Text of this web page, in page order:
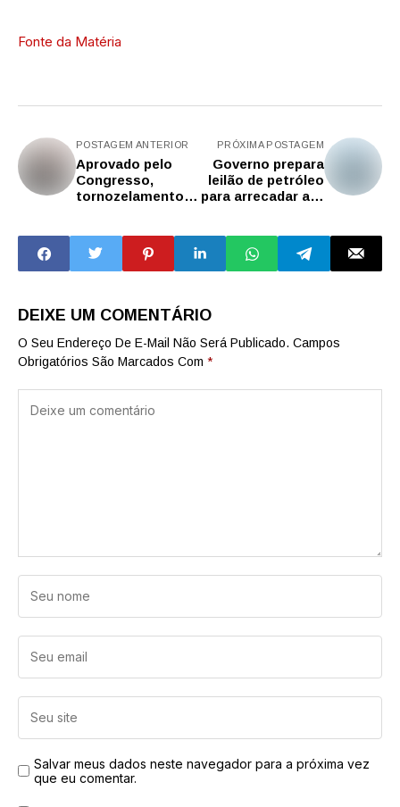
Fonte da Matéria
POSTAGEM ANTERIOR
Aprovado pelo
Congresso,
tornozelamento
usado em SP
desde 2023
PRÓXIMA POSTAGEM
Governo prepara
leilão de petróleo
para arrecadar até
DEIXE UM COMENTÁRIO
O Seu Endereço De E-Mail Não Será Publicado. Campos
Obrigatórios São Marcados Com *
Salvar meus dados neste navegador para a próxima vez
que eu comentar.